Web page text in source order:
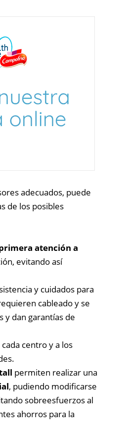
adecuados, puede
de los posibles
atención a
evitando así
y cuidados para
cableado y se
y dan garantías de
centro y a los
permiten realizar una
, pudiendo modificarse
sobreesfuerzos al
ahorros para la